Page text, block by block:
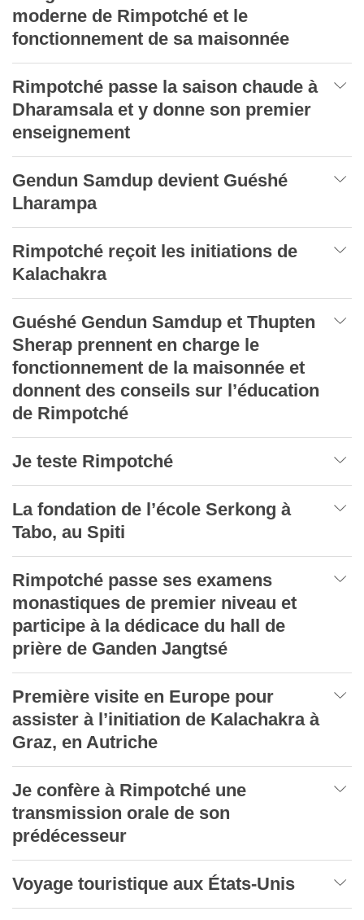
moderne de Rimpotché et le
fonctionnement de sa maisonnée
Rimpotché passe la saison chaude à
Dharamsala et y donne son premier
enseignement
Gendun Samdup devient Guéshé
Lharampa
Rimpotché reçoit les initiations de
Kalachakra
Guéshé Gendun Samdup et Thupten
Sherap prennent en charge le
fonctionnement de la maisonnée et
donnent des conseils sur l’éducation
de Rimpotché
Je teste Rimpotché
La fondation de l’école Serkong à
Tabo, au Spiti
Rimpotché passe ses examens
monastiques de premier niveau et
participe à la dédicace du hall de
prière de Ganden Jangtsé
Première visite en Europe pour
assister à l’initiation de Kalachakra à
Graz, en Autriche
Je confère à Rimpotché une
transmission orale de son
prédécesseur
Voyage touristique aux États-Unis